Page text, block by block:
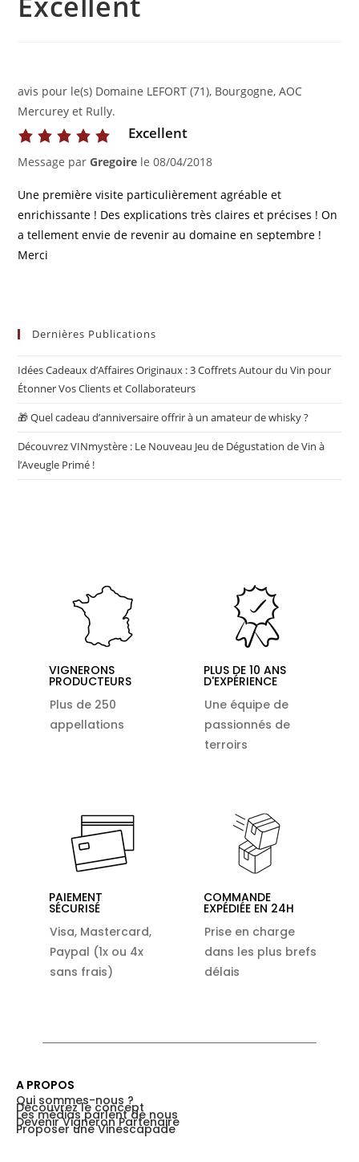
avis pour le(s) Domaine LEFORT (71), Bourgogne, AOC
Mercurey et Rully.
Excellent
Message parGregoire le08/04/2018
Une première visite particulièrement agréable et
enrichissante ! Des explications très claires et précises ! On
a tellement envie de revenir au domaine en septembre !
Merci
Dernières Publications
Idées Cadeaux d’Affaires Originaux : 3 Coffrets Autour du Vin pour
Étonner Vos Clients et Collaborateurs
🎁 Quel cadeau d’anniversaire offrir à un amateur de whisky ?
Découvrez VINmystère : Le Nouveau Jeu de Dégustation de Vin à
l’Aveugle Primé !
VIGNERONS
PRODUCTEURS
Plus de 250
appellations
PLUS DE 10 ANS
D'EXPÉRIENCE
Une équipe de
passionnés de
terroirs
PAIEMENT
SÉCURISÉ
Visa, Mastercard,
Paypal (1x ou 4x
sans frais)
COMMANDE
EXPÉDIÉE EN 24H
Prise en charge
dans les plus brefs
délais
A PROPOS
Qui sommes-nous ?
Découvrez le concept
Les médias parlent de nous
Devenir Vigneron Partenaire
Proposer une Vinescapade